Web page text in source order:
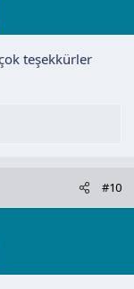
teşekkürler
#10